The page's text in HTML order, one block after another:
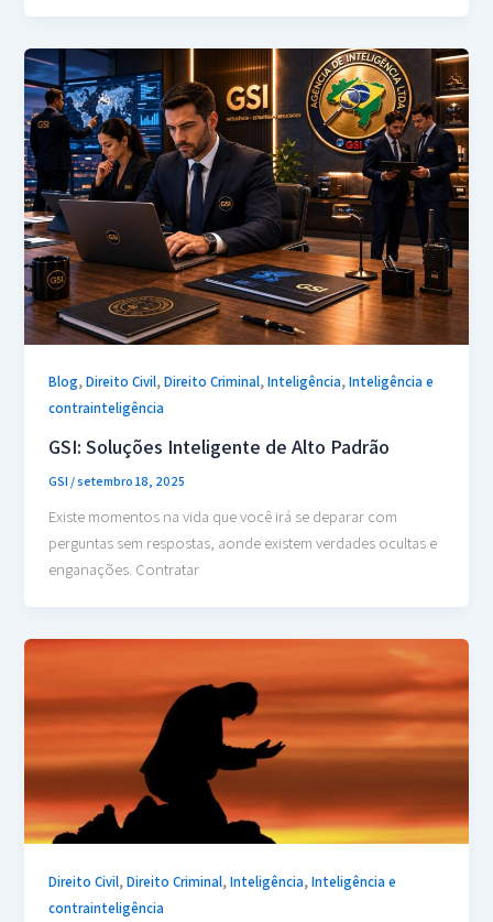
Blog,Direito Civil,Direito Criminal,Inteligência,Inteligência e
contrainteligência
GSI: Soluções Inteligente de Alto Padrão
GSI /setembro 18, 2025
Existe momentos na vida que você irá se deparar com
perguntas sem respostas, aonde existem verdades ocultas e
enganações. Contratar
Direito Civil,Direito Criminal,Inteligência,Inteligência e
contrainteligência